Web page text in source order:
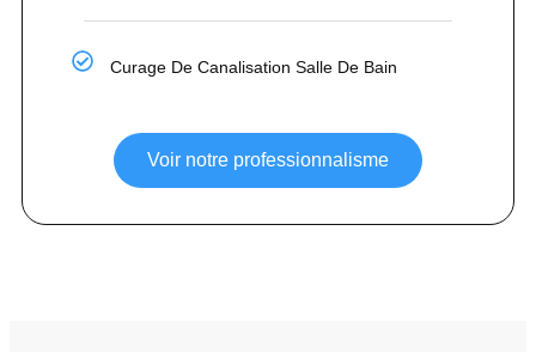
Curage De Canalisation Salle De Bain
Voir notre professionnalisme